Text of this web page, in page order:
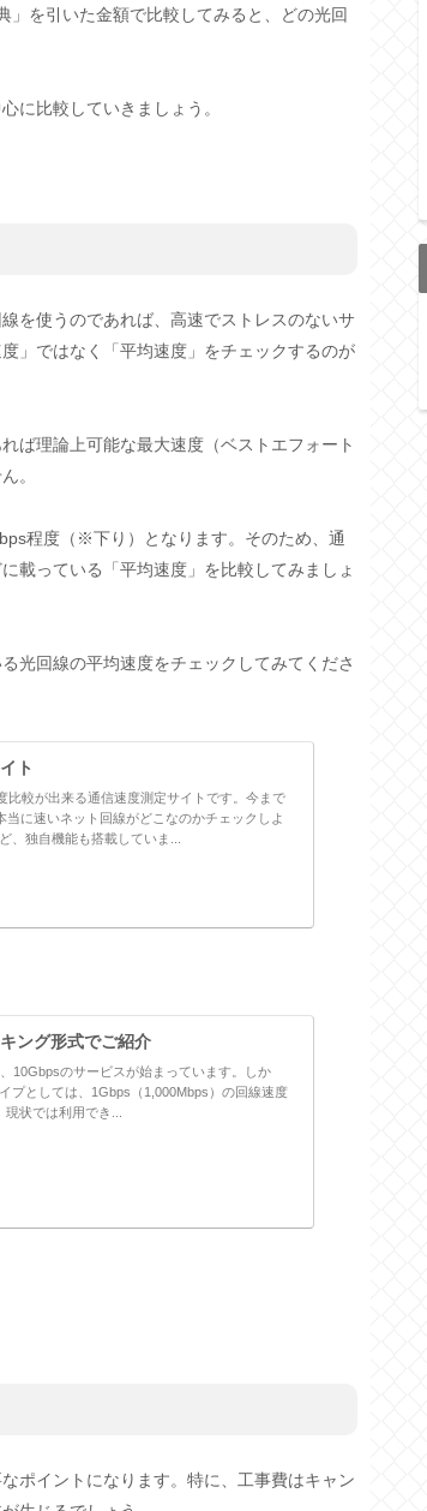
」を引いた金額で比較してみると、どの光回
に比較していきましょう。
を使うのであれば、高速でストレスのないサ
」ではなく「平均速度」をチェックするのが
ば理論上可能な最大速度（ベストエフォート
。
程度（※下り）となります。そのため、通
載っている「平均速度」を比較してみましょ
光回線の平均速度をチェックしてみてくださ
ト
較が出来る通信速度測定サイトです。今まで
に速いネット回線がどこなのかチェックしよ
、独自機能も搭載していま...
ング形式でご紹介
10Gbpsのサービスが始まっています。しか
プとしては、1Gbps（1,000Mbps）の回線速度
状では利用でき...
ポイントになります。特に、工事費はキャン